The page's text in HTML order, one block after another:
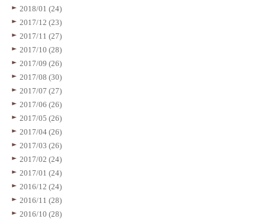
2018/01 (24)
2017/12 (23)
2017/11 (27)
2017/10 (28)
2017/09 (26)
2017/08 (30)
2017/07 (27)
2017/06 (26)
2017/05 (26)
2017/04 (26)
2017/03 (26)
2017/02 (24)
2017/01 (24)
2016/12 (24)
2016/11 (28)
2016/10 (28)